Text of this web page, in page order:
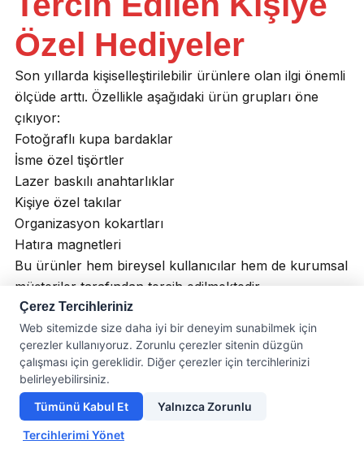
Özel Hediyeler
Son yıllarda kişiselleştirilebilir ürünlere olan ilgi önemli
ölçüde arttı. Özellikle aşağıdaki ürün grupları öne
çıkıyor:
Fotoğraflı kupa bardaklar
İsme özel tişörtler
Lazer baskılı anahtarlıklar
Kişiye özel takılar
Organizasyon kokartları
Hatıra magnetleri
Bu ürünler hem bireysel kullanıcılar hem de kurumsal
müşteriler tarafından tercih edilmektedir.
Hediye Panayırı’nda
Sizi Neler Bekliyor?
Hediye Panayırı, farklı yaş gruplarına ve özel günlere
uygun geniş bir kişiye özel ürün koleksiyonu
sunmaktadır.
Çerez Tercihleriniz
Web sitemizde size daha iyi bir deneyim sunabilmek için
çerezler kullanıyoruz. Zorunlu çerezler sitenin düzgün
çalışması için gereklidir. Diğer çerezler için tercihlerinizi
belirleyebilirsiniz.
Tümünü Kabul Et
Yalnızca Zorunlu
Tercihlerimi Yönet